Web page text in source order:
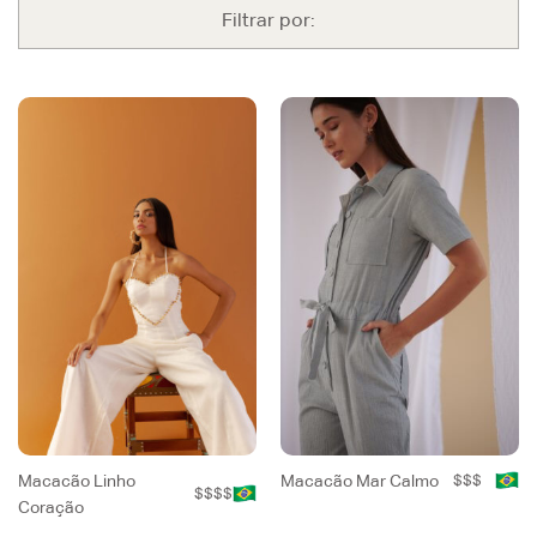
Filtrar por:
Macacão Linho
Coração
$$$$
Macacão Mar Calmo $$$